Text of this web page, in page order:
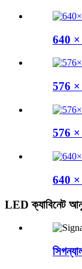
640 ×
576 ×
576 ×
640 ×
LED ক্যাবিনেট